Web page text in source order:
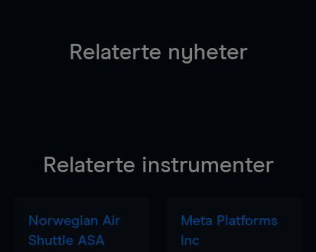
Relaterte nyheter
Relaterte instrumenter
Norwegian Air
Shuttle ASA
Meta Platforms
Inc